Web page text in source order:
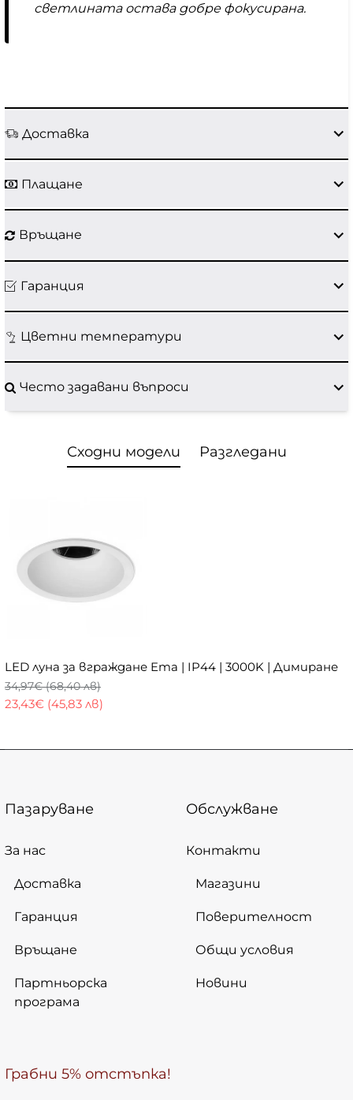
светлината остава добре фокусирана.
Доставка
Плащане
Връщане
Гаранция
Цветни температури
Често задавани въпроси
Сходни модели Разгледани
LED луна за вграждане Ema | IP44 | 3000K | Димиране
23,43€ (45,83 лв)
34,97€ (68,40 лв)
Пазаруване
За нас
Доставка
Гаранция
Връщане
Партньорска
програма
Обслужване
Контакти
Магазини
Поверителност
Общи условия
Новини
Грабни 5% отстъпка!